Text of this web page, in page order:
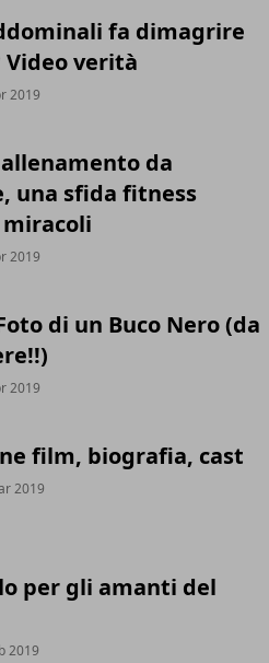
fa dimagrire
Video verità
2019
da
una sfida fitness
2019
di un Buco Nero (da
2019
film, biografia, cast
2019
per gli amanti del
2019